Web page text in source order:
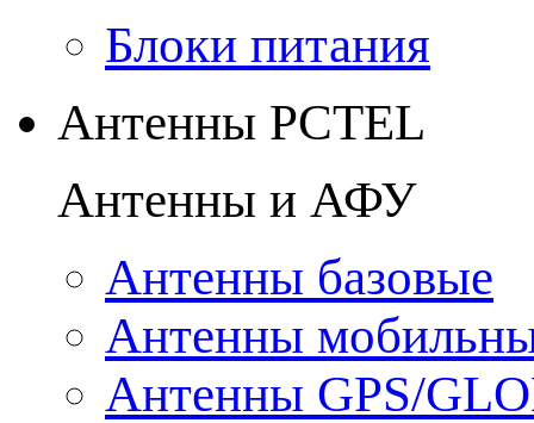
Блоки питания
Антенны PCTEL
Антенны и АФУ
Антенны базовые
Антенны
Антенны GPS/